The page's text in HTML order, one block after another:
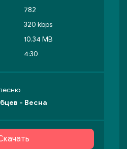
782
320 kbps
10.34 MB
4:30
- Весна